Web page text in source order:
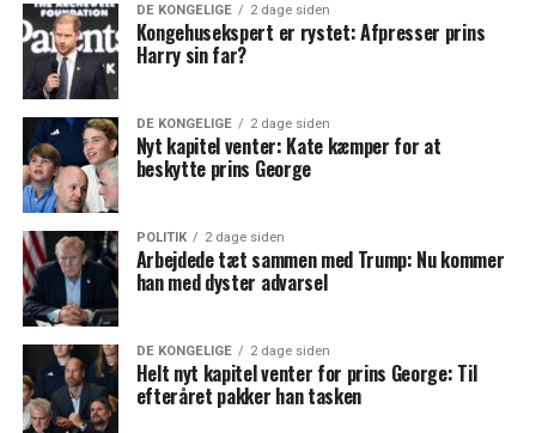
DE KONGELIGE 2 dage siden
Kongehusekspert er rystet: Afpresser prins
Harry sin far?
DE KONGELIGE 2 dage siden
Nyt kapitel venter: Kate kæmper for at
beskytte prins George
POLITIK 2 dage siden
Arbejdede tæt sammen med Trump: Nu kommer
han med dyster advarsel
DE KONGELIGE 2 dage siden
Helt nyt kapitel venter for prins George: Til
efteråret pakker han tasken